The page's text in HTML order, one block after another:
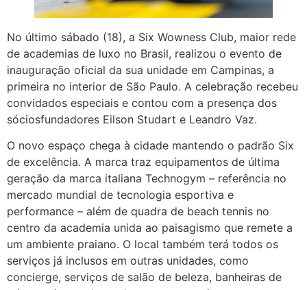
No último sábado (18), a Six Wowness Club, maior rede
de academias de luxo no Brasil, realizou o evento de
inauguração oficial da sua unidade em Campinas, a
primeira no interior de São Paulo. A celebração recebeu
convidados especiais e contou com a presença dos
sóciosfundadores Eilson Studart e Leandro Vaz.
O novo espaço chega à cidade mantendo o padrão Six
de excelência. A marca traz equipamentos de última
geração da marca italiana Technogym – referência no
mercado mundial de tecnologia esportiva e
performance – além de quadra de beach tennis no
centro da academia unida ao paisagismo que remete a
um ambiente praiano. O local também terá todos os
serviços já inclusos em outras unidades, como
concierge, serviços de salão de beleza, banheiras de